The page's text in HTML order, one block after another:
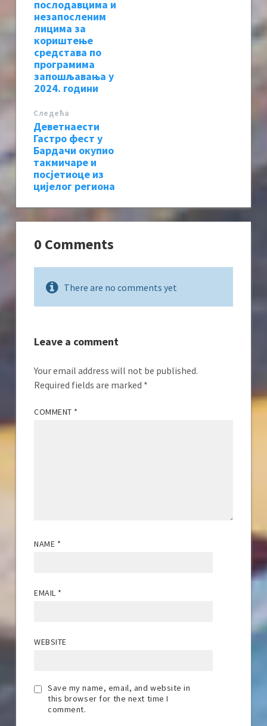
послодавцима и
незапосленим
лицима за
кориштење
средстава по
програмима
запошљавања у
2024. години
Следећa
Деветнаести
Гастро фест у
Бардачи окупио
такмичаре и
посјетиоце из
цијелог региона
0 Comments
There are no comments yet
Leave a comment
Your email address will not be published.
Required fields are marked *
COMMENT *
NAME *
EMAIL *
WEBSITE
Save my name, email, and website in
this browser for the next time I
comment.